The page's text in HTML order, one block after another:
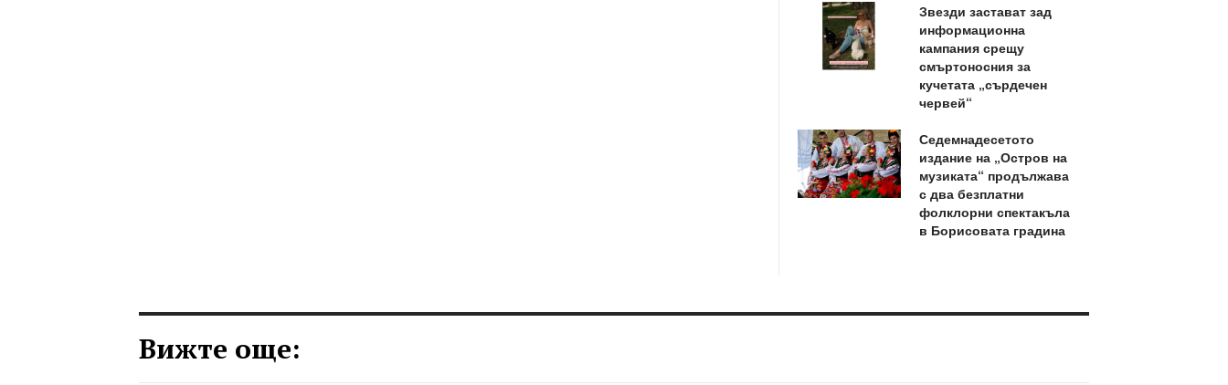
Звезди застават зад
информационна
кампания срещу
смъртоносния за
кучетата „сърдечен
червей“
Седемнадесетото
издание на „Остров на
музиката“ продължава
с два безплатни
фолклорни спектакъла
в Борисовата градина
Вижте още: